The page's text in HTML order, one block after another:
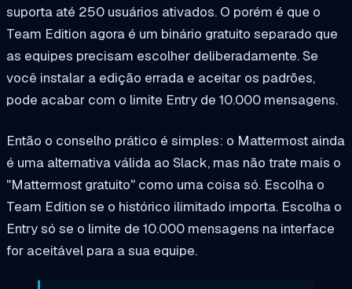
suporta até 250 usuários ativados. O porém é que o
Team Edition agora é um binário gratuito separado que
as equipes precisam escolher deliberadamente. Se
você instalar a edição errada e aceitar os padrões,
pode acabar com o limite Entry de 10.000 mensagens.
Então o conselho prático é simples: o Mattermost ainda
é uma alternativa válida ao Slack, mas não trate mais o
"Mattermost gratuito" como uma coisa só. Escolha o
Team Edition se o histórico ilimitado importa. Escolha o
Entry só se o limite de 10.000 mensagens na interface
for aceitável para a sua equipe.